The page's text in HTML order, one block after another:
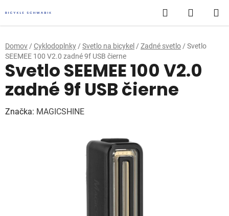
na
obsah
Hľadať
KOŠÍK
Domov / Cyklodoplnky / Svetlo na bicykel / Zadné svetlo / Svetlo
SEEMEE 100 V2.0 zadné 9f USB čierne
Svetlo SEEMEE 100 V2.0
zadné 9f USB čierne
Značka: MAGICSHINE